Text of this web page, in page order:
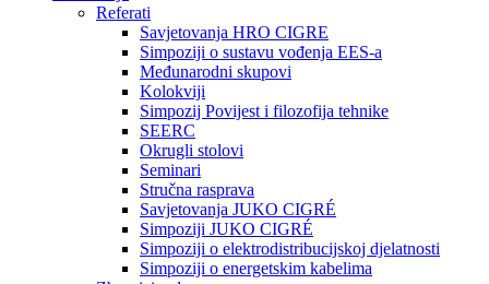
Referati
Savjetovanja HRO CIGRE
Simpoziji o sustavu vođenja EES-a
Međunarodni skupovi
Kolokviji​
Simpozij Povijest i filozofija tehnike
SEERC
Okrugli stolovi
Seminari​
Stručna rasprava​
Savjetovanja JUKO CIGRÉ
Simpoziji JUKO CIGRÉ
Simpoziji o elektrodistribucijskoj djelatnosti
Simpoziji o energetskim kabelima